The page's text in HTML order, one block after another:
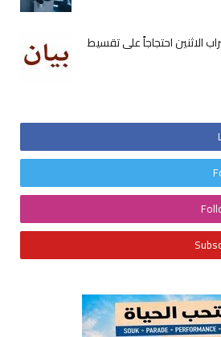
الاثنين احتجاجاً على تقسيط